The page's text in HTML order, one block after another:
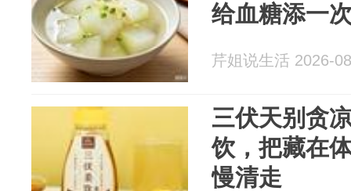
给血糖添一
芹姐说生活 2026-
三伏天别贪
饮，把藏在
慢清走